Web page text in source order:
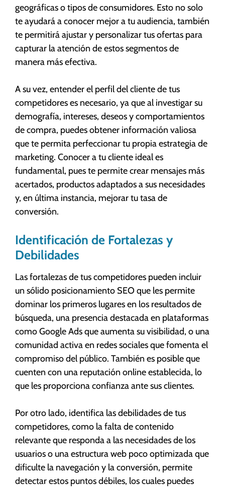
geográficas o tipos de consumidores. Esto no solo
te ayudará a conocer mejor a tu audiencia, también
te permitirá ajustar y personalizar tus ofertas para
capturar la atención de estos segmentos de
manera más efectiva.
A su vez, entender el perfil del cliente de tus
competidores es necesario, ya que al investigar su
demografía, intereses, deseos y comportamientos
de compra, puedes obtener información valiosa
que te permita perfeccionar tu propia estrategia de
marketing. Conocer a tu cliente ideal es
fundamental, pues te permite crear mensajes más
acertados, productos adaptados a sus necesidades
y, en última instancia, mejorar tu tasa de
conversión.
Identificación de Fortalezas y
Debilidades
Las fortalezas de tus competidores pueden incluir
un sólido posicionamiento SEO que les permite
dominar los primeros lugares en los resultados de
búsqueda, una presencia destacada en plataformas
como Google Ads que aumenta su visibilidad, o una
comunidad activa en redes sociales que fomenta el
compromiso del público. También es posible que
cuenten con una reputación online establecida, lo
que les proporciona confianza ante sus clientes.
Por otro lado, identifica las debilidades de tus
competidores, como la falta de contenido
relevante que responda a las necesidades de los
usuarios o una estructura web poco optimizada que
dificulte la navegación y la conversión, permite
detectar estos puntos débiles, los cuales puedes